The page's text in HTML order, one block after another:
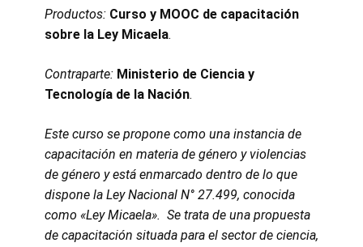
Productos: Curso y MOOC de capacitación
sobre la Ley Micaela.
Contraparte: Ministerio de Ciencia y
Tecnología de la Nación.
Este curso se propone como una instancia de
capacitación en materia de género y violencias
de género y está enmarcado dentro de lo que
dispone la Ley Nacional N° 27.499, conocida
como «Ley Micaela». Se trata de una propuesta
de capacitación situada para el sector de ciencia,